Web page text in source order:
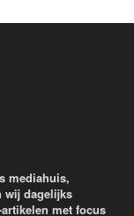
mediahuis,
wij dagelijks
met focus